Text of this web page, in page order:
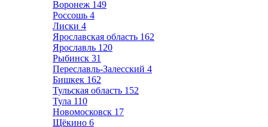
Воронеж 149
Россошь 4
Лиски 4
Ярославская область 162
Ярославль 120
Рыбинск 31
Переславль-Залесский 4
Бишкек 162
Тульская область 152
Тула 110
Новомосковск 17
Щёкино 6